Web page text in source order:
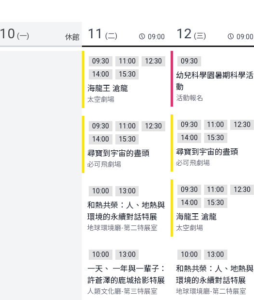
10 (一) 11 (二) 09:00 12 (三) 09:00
09:30 11:00
12:30
14:00
15:30
海龍王 滄龍
太空劇場
09:30
幼兒科學園暑期科學活
動
活動報名
09:30 11:00
12:30
14:00
15:30
尋寶到宇宙的盡頭
必可飛劇場
09:30 11:00
12:30
14:00
15:30
尋寶到宇宙的盡頭
必可飛劇場
10:00 13:00
和熱共榮：人、地熱與
環境的永續對話特展
地球環境廳-第二特展室
09:30 11:00
12:30
14:00
15:30
海龍王 滄龍
太空劇場
10:00 13:00
一天、 一年與一輩子：
許蒼澤的鹿城拾影特展
人類文化廳-第三特展室
10:00 13:00
和熱共榮：人、地熱與
環境的永續對話特展
地球環境廳-第二特展室